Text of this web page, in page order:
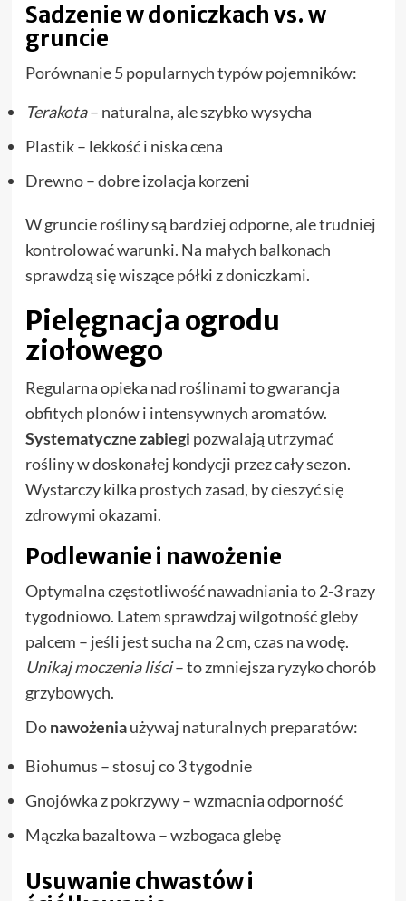
Sadzenie w doniczkach vs. w
gruncie
Porównanie 5 popularnych typów pojemników:
Terakota– naturalna, ale szybko wysycha
Plastik – lekkość i niska cena
Drewno – dobre izolacja korzeni
W gruncie rośliny są bardziej odporne, ale trudniej
kontrolować warunki. Na małych balkonach
sprawdzą się wiszące półki z doniczkami.
Pielęgnacja ogrodu
ziołowego
Regularna opieka nad roślinami to gwarancja
obfitych plonów i intensywnych aromatów.
Systematyczne zabiegi pozwalają utrzymać
rośliny w doskonałej kondycji przez cały sezon.
Wystarczy kilka prostych zasad, by cieszyć się
zdrowymi okazami.
Podlewanie i nawożenie
Optymalna częstotliwość nawadniania to 2-3 razy
tygodniowo. Latem sprawdzaj wilgotność gleby
palcem – jeśli jest sucha na 2 cm, czas na wodę.
Unikaj moczenia liści– to zmniejsza ryzyko chorób
grzybowych.
Donawożeniaużywaj naturalnych preparatów:
Biohumus – stosuj co 3 tygodnie
Gnojówka z pokrzywy – wzmacnia odporność
Mączka bazaltowa – wzbogaca glebę
Usuwanie chwastów i